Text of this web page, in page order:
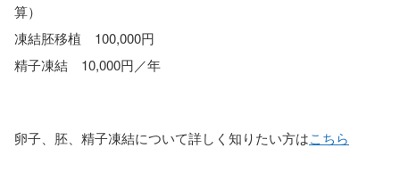
算）
凍結胚移植 100,000円
精子凍結 10,000円／年
卵子、胚、精子凍結について詳しく知りたい方はこちら